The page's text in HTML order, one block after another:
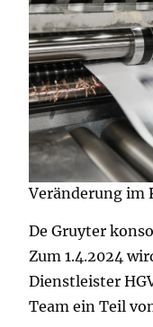
Veränderung im
De Gruyter
Zum 1.4.2024
Dienstleister
Team ein Teil